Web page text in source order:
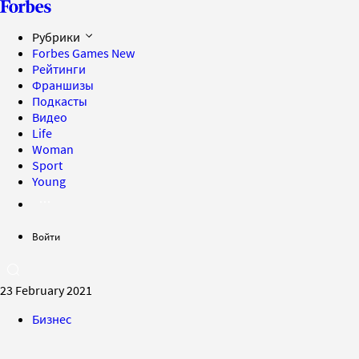
Рубрики
Forbes Games New
Рейтинги
Франшизы
Подкасты
Видео
Life
Woman
Sport
Young
Войти
23 February 2021
Бизнес